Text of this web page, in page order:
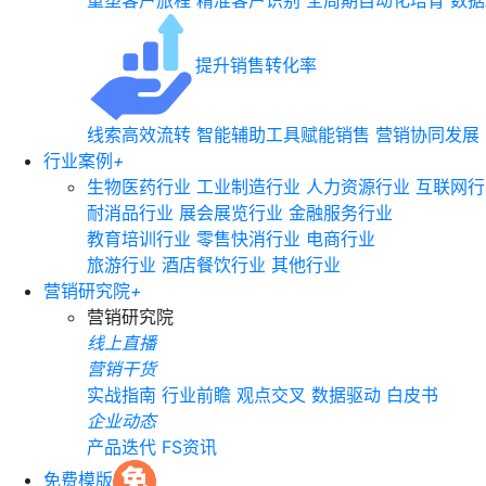
提升销售转化率
线索高效流转 智能辅助工具赋能销售 营销协同发展
行业案例 +
生物医药行业 工业制造行业 人力资源行业 互联网
耐消品行业 展会展览行业 金融服务行业
教育培训行业 零售快消行业 电商行业
旅游行业 酒店餐饮行业 其他行业
营销研究院+
营销研究院
线上直播
营销干货
实战指南 行业前瞻 观点交叉 数据驱动 白皮书
企业动态
产品迭代 FS资讯
免费模版